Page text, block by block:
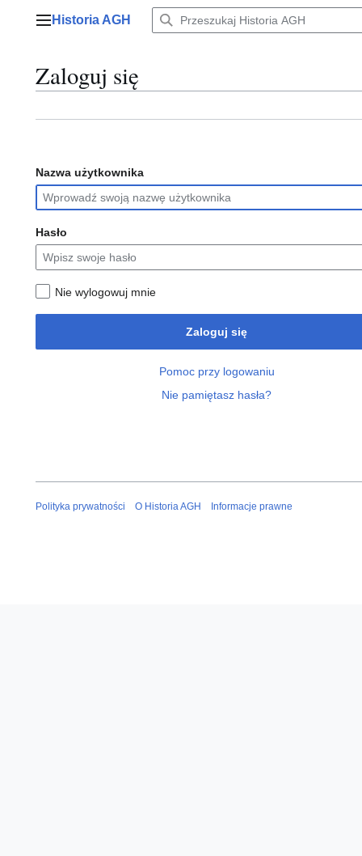
Menu główne
Historia AGH
Zaloguj się
Nazwa użytkownika
Hasło
Nie wylogowuj mnie
Zaloguj się
Pomoc przy logowaniu
Nie pamiętasz hasła?
Polityka prywatności O Historia AGH Informacje prawne